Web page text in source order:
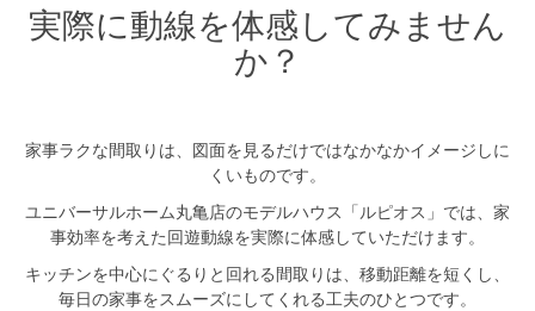
実際に動線を体感してみません
か？
家事ラクな間取りは、図面を見るだけではなかなかイメージしに
くいものです。
ユニバーサルホーム丸亀店のモデルハウス「ルピオス」では、家
事効率を考えた回遊動線を実際に体感していただけます。
キッチンを中心にぐるりと回れる間取りは、移動距離を短くし、
毎日の家事をスムーズにしてくれる工夫のひとつです。